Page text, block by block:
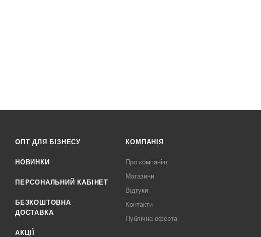
ОПТ ДЛЯ БІЗНЕСУ
НОВИНКИ
ПЕРСОНАЛЬНИЙ КАБІНЕТ
БЕЗКОШТОВНА
ДОСТАВКА
АКЦІЇ
КОМПАНІЯ
Про компанію
Магазини
Відгуки
Контакти
Публічна оферта